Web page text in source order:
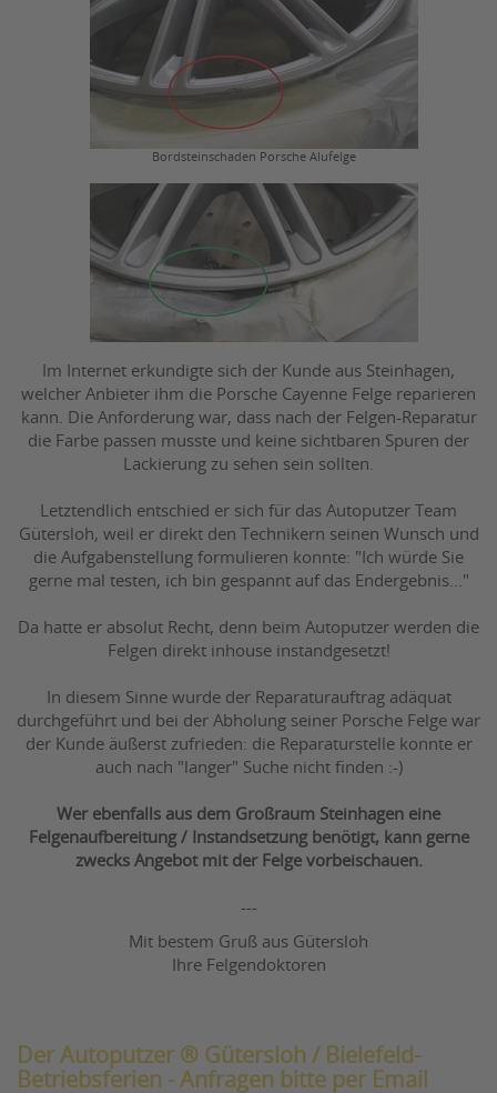
Bordsteinschaden Porsche Alufelge
Im Internet erkundigte sich der Kunde aus Steinhagen,
welcher Anbieter ihm die Porsche Cayenne Felge reparieren
kann. Die Anforderung war, dass nach der Felgen-Reparatur
die Farbe passen musste und keine sichtbaren Spuren der
Lackierung zu sehen sein sollten.
Letztendlich entschied er sich für das Autoputzer Team
Gütersloh, weil er direkt den Technikern seinen Wunsch und
die Aufgabenstellung formulieren konnte: "Ich würde Sie
gerne mal testen, ich bin gespannt auf das Endergebnis..."
Da hatte er absolut Recht, denn beim Autoputzer werden die
Felgen direkt inhouse instandgesetzt!
In diesem Sinne wurde der Reparaturauftrag adäquat
durchgeführt und bei der Abholung seiner Porsche Felge war
der Kunde äußerst zufrieden: die Reparaturstelle konnte er
auch nach "langer" Suche nicht finden :-)
Wer ebenfalls aus dem Großraum Steinhagen eine
Felgenaufbereitung / Instandsetzung benötigt, kann gerne
zwecks Angebot mit der Felge vorbeischauen.
---
Mit bestem Gruß aus Gütersloh
Ihre Felgendoktoren
Der Autoputzer ® Gütersloh / Bielefeld-
Betriebsferien - Anfragen bitte per Email